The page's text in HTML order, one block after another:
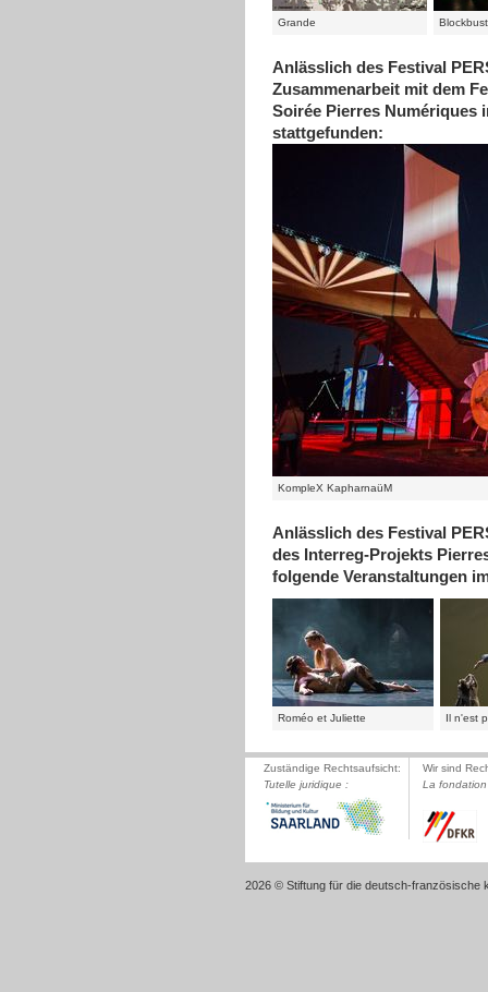
Grande
Anlässlich des Festival
Zusammenarbeit mit dem
Soirée Pierres Numériques
stattgefunden:
KompleX KapharnaüM
Anlässlich des Festival
des Interreg-Projekts
folgende Veranstaltungen
Roméo et Juliette Il n'est
Zuständige Rechtsaufsicht:
Tutelle juridique :
Wir sind
La
2026 © Stiftung für die deutsch-französische